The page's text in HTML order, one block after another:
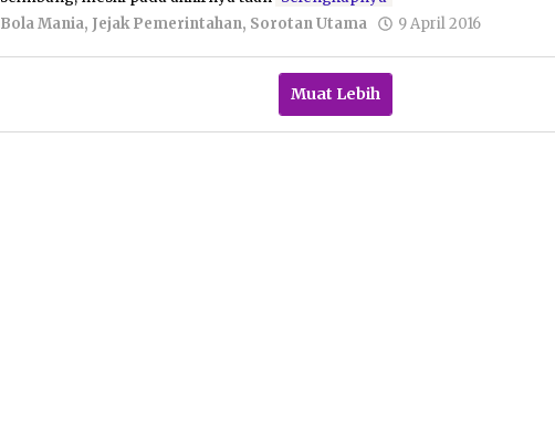
Bola Mania, Jejak Pemerintahan, Sorotan Utama 9 April 2016
Muat Lebih